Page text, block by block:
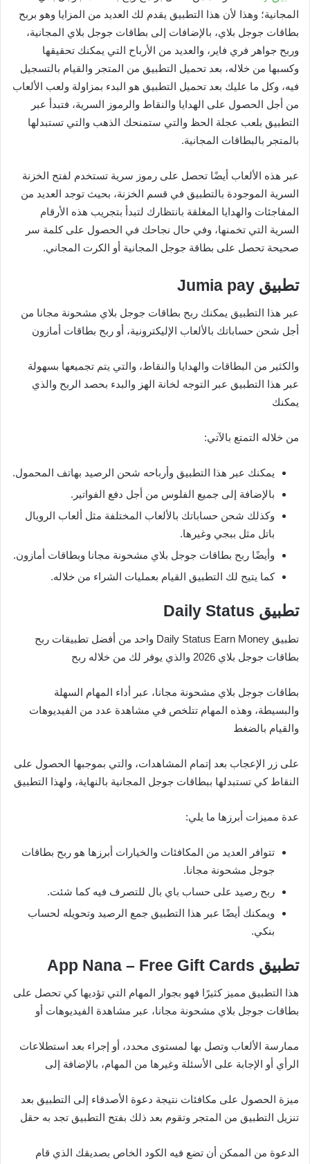
المجانية؛ وهذا لأن هذا التطبيق يقدم لك العديد من المزايا وهو بربح
بطاقات جوجل بلاي، بالإضافات إلى بطاقات جوجل بلاي المجانية،
وربح جواهر فري فاير، والعديد من الأرباح التي يمكنك تحقيقها
وكسبها من خلاله، بعد تحميل التطبيق من المتجر والقيام بالتسجيل
فيه، وكل ما عليك بعد تحميل التطبيق هو البدء بمزاولة ولعب الألعاب
من أجل الحصول على الهدايا والنقاط والرموز السرية، فتبدأ عبر
التطبيق بلعب عجلة الحظ والتي ستمنحك الذهب والتي تستبدلها
بالمتجر بالبطاقات المجانية.
عبر هذه الألعاب أيضًا تحصل على رموز سرية تستخدم لفتح الخزنة
السرية الموجودة بالتطبيق في قسم الخزنة، بحيث توجد العديد من
المفاجئات والهدايا المغلقة بانتظارك لتبدأ بتجريب هذه الأرقام
السرية التي تخمنها، وفي حال نجاحك في الحصول على كلمة سر
صحيحة تحصل على بطاقة جوجل المجانية أو الكرت المجاني.
تطبيق Jumia pay
عبر هذا التطبيق يمكنك ربح بطاقات جوجل بلاي مشحونة مجانا من
أجل شحن حساباتك بالألعاب الإليكترونية، أو ربح بطاقات أمازون
والكثير من البطاقات والهدايا والنقاط، والتي يتم تجميعها بسهولة
عبر هذا التطبيق عبر التوجه لخانة الهز والبدء بحصد الربح والذي
يمكنك
من خلاله التمتع بالآتي:
يمكنك عبر هذا التطبيق وأرباحه شحن الرصيد بهاتف المحمول.
بالإضافة إلى جميع الفلوس من أجل دفع الفواتير.
وكذلك شحن حساباتك بالألعاب المختلفة مثل ألعاب الرويال
باتل مثل ببجي وغيرها.
وأيضًا ربح بطاقات جوجل بلاي مشحونة مجانا وبطاقات أمازون.
كما يتيح لك التطبيق القيام بعمليات الشراء من خلاله.
تطبيق Daily Status
تطبيق Daily Status Earn Money واحد من أفضل تطبيقات ربح
بطاقات جوجل بلاي 2026 والذي يوفر لك من خلاله ربح
بطاقات جوجل بلاي مشحونة مجانا، عبر أداء المهام السهلة
والبسيطة، وهذه المهام تتلخص في مشاهدة عدد من الفيديوهات
والقيام بالضغط
على زر الإعجاب بعد إتمام المشاهدات، والتي بموجبها الحصول على
النقاط كي تستبدلها ببطاقات جوجل المجانية بالنهاية، ولهذا التطبيق
عدة مميزات أبرزها ما يلي:
تتوافر العديد من المكافئات والخيارات أبرزها هو ربح بطاقات
جوجل مشحونة مجانا.
ربح رصيد على حساب باي بال للتصرف فيه كما شئت.
ويمكنك أيضًا عبر هذا التطبيق جمع الرصيد وتحويله لحساب
بنكي.
تطبيق App Nana – Free Gift Cards‏
هذا التطبيق مميز كثيرًا فهو بجوار المهام التي تؤديها كي تحصل على
بطاقات جوجل بلاي مشحونة مجانا، عبر مشاهدة الفيديوهات أو
ممارسة الألعاب وتصل بها لمستوى محدد، أو إجراء بعد استطلاعات
الرأي أو الإجابة على الأسئلة وغيرها من المهام، بالإضافة إلى
ميزة الحصول على مكافئات نتيجة دعوة الأصدقاء إلى التطبيق بعد
تنزيل التطبيق من المتجر وتقوم بعد ذلك بفتح التطبيق تجد به حقل
الدعوة من الممكن أن تضع فيه الكود الخاص بصديقك الذي قام